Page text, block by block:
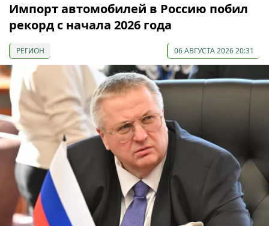
Импорт автомобилей в Россию побил
рекорд с начала 2026 года
РЕГИОН 06 АВГУСТА 2026 20:31